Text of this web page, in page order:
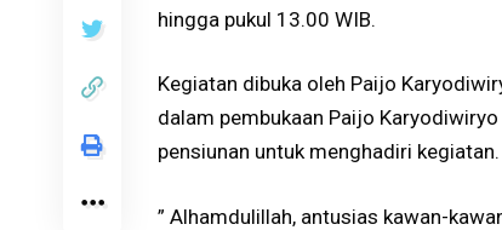
hingga pukul 13.00 WIB.
Kegiatan dibuka oleh Paijo
dalam pembukaan Paijo
pensiunan untuk menghadiri kegiatan.
” Alhamdulillah, antusias kawan-